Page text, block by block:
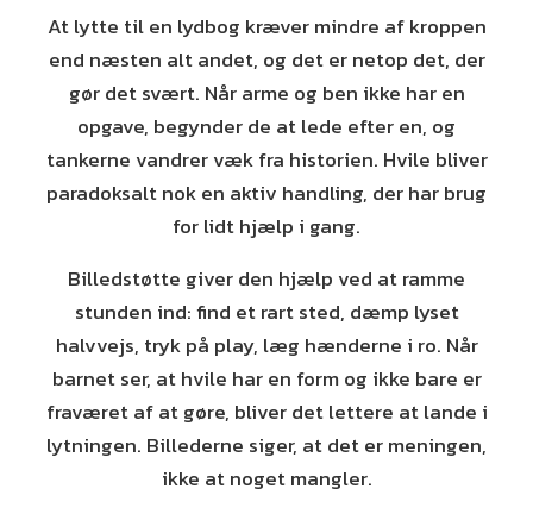
At lytte til en lydbog kræver mindre af kroppen
end næsten alt andet, og det er netop det, der
gør det svært. Når arme og ben ikke har en
opgave, begynder de at lede efter en, og
tankerne vandrer væk fra historien. Hvile bliver
paradoksalt nok en aktiv handling, der har brug
for lidt hjælp i gang.
Billedstøtte giver den hjælp ved at ramme
stunden ind: find et rart sted, dæmp lyset
halvvejs, tryk på play, læg hænderne i ro. Når
barnet ser, at hvile har en form og ikke bare er
fraværet af at gøre, bliver det lettere at lande i
lytningen. Billederne siger, at det er meningen,
ikke at noget mangler.